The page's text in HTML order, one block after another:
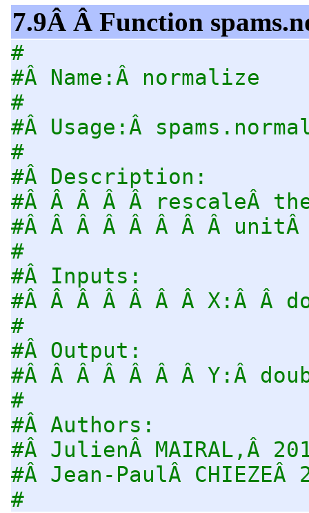
7.9Â Â Function
#
#Â Name:Â normalize
#
#Â Usage:Â
#
#Â Description:
#Â Â Â Â Â rescaleÂ
#Â Â Â Â Â Â Â Â
#
#Â Inputs:
#Â Â Â Â Â Â Â X:Â Â
#
#Â Output:
#Â Â Â Â Â Â Â Y:Â
#
#Â Authors:
#Â JulienÂ MAIRAL,Â
#Â Jean-PaulÂ
#